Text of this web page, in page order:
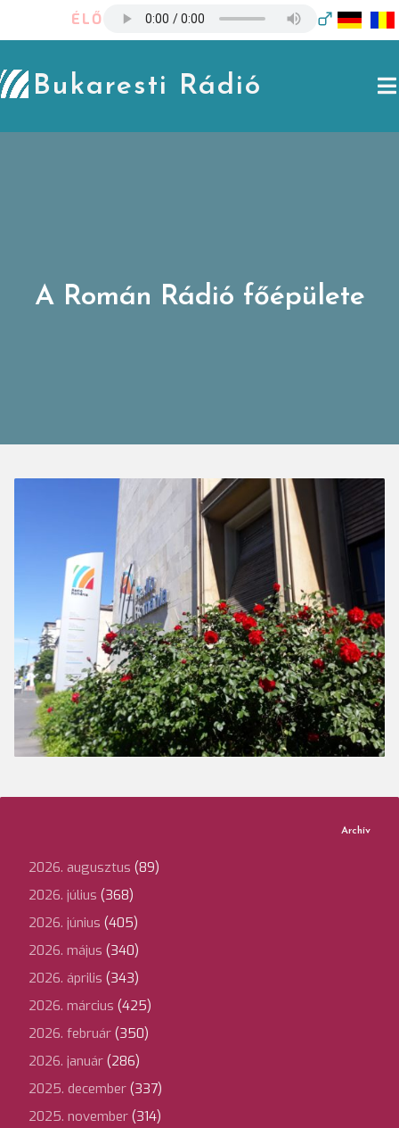
ÉLŐ
Bukaresti Rádió
A Román Rádió főépülete
Archív
2026. augusztus (89)
2026. július (368)
2026. június (405)
2026. május (340)
2026. április (343)
2026. március (425)
2026. február (350)
2026. január (286)
2025. december (337)
2025. november (314)